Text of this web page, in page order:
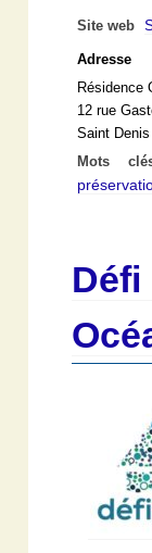
Site web
Adresse
Résidence
12 rue
Saint
Mots